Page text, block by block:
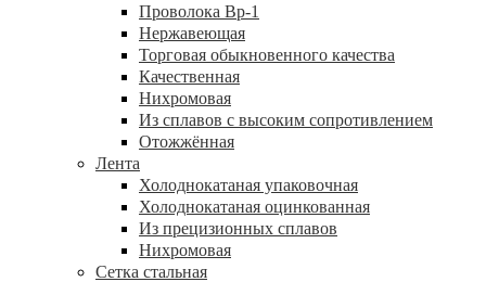
Проволока Вр-1
Нержавеющая
Торговая обыкновенного качества
Качественная
Нихромовая
Из сплавов с высоким сопротивлением
Отожжённая
Лента
Холоднокатаная упаковочная
Холоднокатаная оцинкованная
Из прецизионных сплавов
Нихромовая
Сетка стальная